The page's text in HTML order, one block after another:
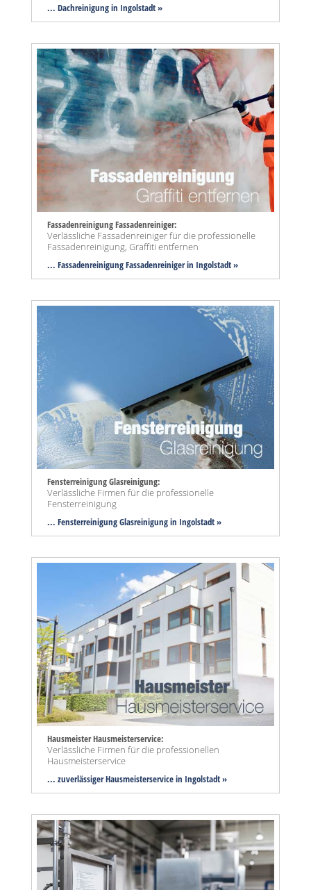
... Dachreinigung in Ingolstadt »
Fassadenreinigung Fassadenreiniger:
Verlässliche Fassadenreiniger für die professionelle
Fassadenreinigung, Graffiti entfernen
... Fassadenreinigung Fassadenreiniger in Ingolstadt »
Fensterreinigung Glasreinigung:
Verlässliche Firmen für die professionelle
Fensterreinigung
... Fensterreinigung Glasreinigung in Ingolstadt »
Hausmeister Hausmeisterservice:
Verlässliche Firmen für die professionellen
Hausmeisterservice
... zuverlässiger Hausmeisterservice in Ingolstadt »